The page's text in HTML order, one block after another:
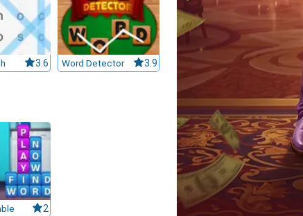
3.6 Word Detector 3.9
2